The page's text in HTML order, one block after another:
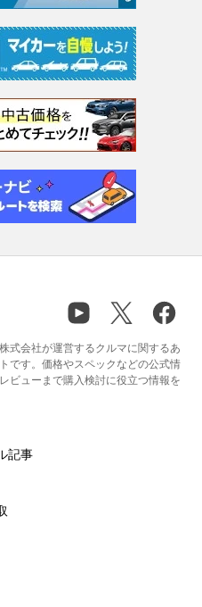
式会社が運営するクルマに関するあ
です。価格やスペックなどの公式情
ビューまで購入検討に役立つ情報を
記事